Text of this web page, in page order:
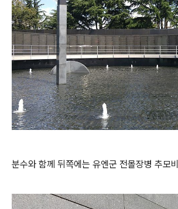
분수와 함께 뒤쪽에는 유엔군 전몰장병 추모